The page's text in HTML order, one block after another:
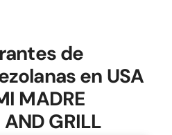
de
en USA
MADRE
AND GRILL